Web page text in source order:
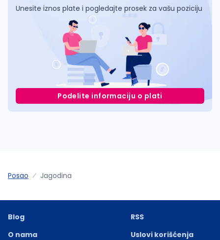
Unesite iznos plate i pogledajte prosek za vašu poziciju
Podelite informaciju o plati
Posao Jagodina
Blog
O nama
RSS
Uslovi korišćenja